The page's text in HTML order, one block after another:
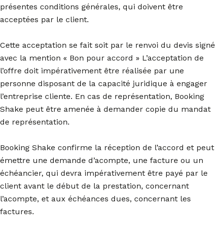
présentes conditions générales, qui doivent être
acceptées par le client.
Cette acceptation se fait soit par le renvoi du devis signé
avec la mention « Bon pour accord » L’acceptation de
l’offre doit impérativement être réalisée par une
personne disposant de la capacité juridique à engager
l’entreprise cliente. En cas de représentation, Booking
Shake peut être amenée à demander copie du mandat
de représentation.
Booking Shake confirme la réception de l’accord et peut
émettre une demande d’acompte, une facture ou un
échéancier, qui devra impérativement être payé par le
client avant le début de la prestation, concernant
l’acompte, et aux échéances dues, concernant les
factures.